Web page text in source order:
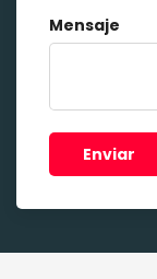
Mensaje
Enviar